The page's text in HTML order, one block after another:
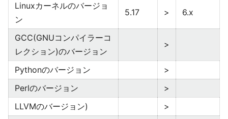
Linuxカーネルのバージョ
ン
5.17 > 6.x
GCC(GNUコンパイラーコ
レクション)のバージョン
>
Pythonのバージョン
>
Perlのバージョン
>
LLVMのバージョン)
>